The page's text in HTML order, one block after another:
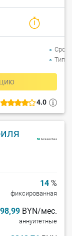
4.0
Срок
Тип
14 %
фиксированная
BYN/мес.
аннуитетные